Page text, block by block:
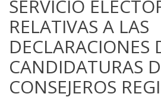
SERVICIO
RELATIVAS A LAS
DECLARACIONES
CANDIDATURAS
CONSEJEROS